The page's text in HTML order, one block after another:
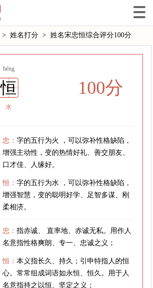
> 姓名打分 > 姓名宋忠恒综合评分100分
héng
恒
水
100分
忠：字的五行为火 ，可以弥补性格缺陷，
增强主动性，变的热情好礼、善交朋友、
口才佳、人缘好。
恒：字的五行为水 ，可以弥补性格缺陷，
增强智慧，变的聪明好学、足智多谋、刚
柔相济。
忠：指赤诚、 直率地、赤诚无私。用作人
名意指性格爽朗、专一、忠诚之义；
恒：本义指长久、持久；引申特指人的恒
心。常常组成词语如永恒、恒久。用于人
名意指持之以恒、坚定之义；